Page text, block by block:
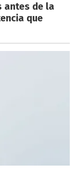
antes de la
que